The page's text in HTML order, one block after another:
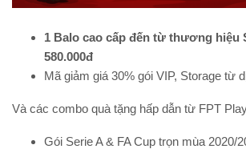
1 Balo cao cấp đến từ thương hiệu
580.000đ
Mã giảm giá 30% gói VIP, Storage từ
Và các combo quà tặng hấp dẫn từ FPT
Gói Serie A & FA Cup trọn mùa 2020/